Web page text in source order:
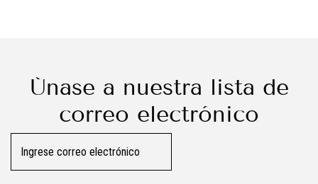
Únase a nuestra lista de
correo electrónico